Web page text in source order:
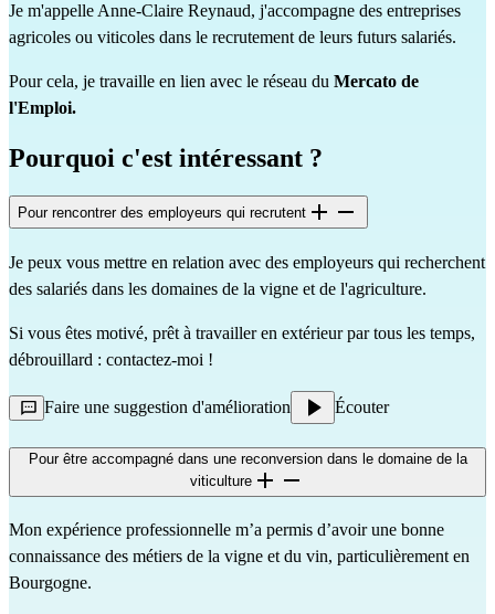
Je m'appelle Anne-Claire Reynaud, j'accompagne des entreprises
agricoles ou viticoles dans le recrutement de leurs futurs salariés.
Pour cela, je travaille en lien avec le réseau du Mercato de
l'Emploi.
Pourquoi c'est intéressant ?
Pour rencontrer des employeurs qui recrutent
Je peux vous mettre en relation avec des employeurs qui recherchent
des salariés dans les domaines de la vigne et de l'agriculture.
Si vous êtes motivé, prêt à travailler en extérieur par tous les temps,
débrouillard : contactez-moi !
Faire une suggestion d'amélioration Écouter
Pour être accompagné dans une reconversion dans le domaine de la
viticulture
Mon expérience professionnelle m’a permis d’avoir une bonne
connaissance des métiers de la vigne et du vin, particulièrement en
Bourgogne.